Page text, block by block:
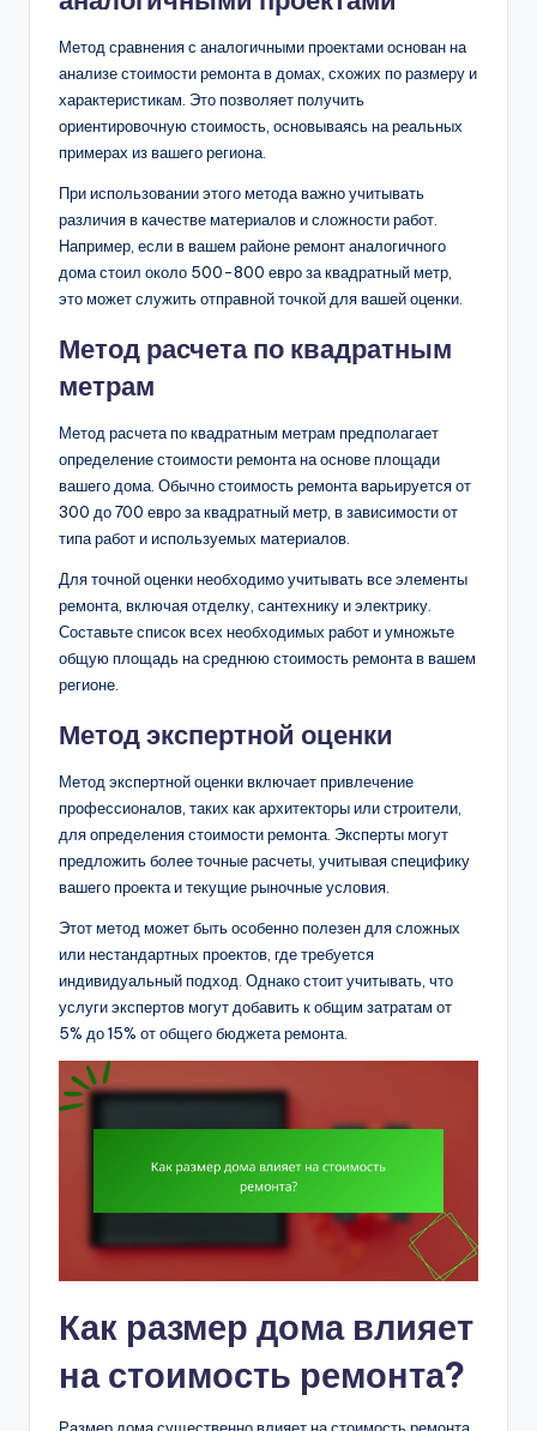
Метод сравнения с аналогичными проектами основан на
анализе стоимости ремонта в домах, схожих по размеру и
характеристикам. Это позволяет получить
ориентировочную стоимость, основываясь на реальных
примерах из вашего региона.
При использовании этого метода важно учитывать
различия в качестве материалов и сложности работ.
Например, если в вашем районе ремонт аналогичного
дома стоил около 500-800 евро за квадратный метр,
это может служить отправной точкой для вашей оценки.
Метод расчета по квадратным
метрам
Метод расчета по квадратным метрам предполагает
определение стоимости ремонта на основе площади
вашего дома. Обычно стоимость ремонта варьируется от
300 до 700 евро за квадратный метр, в зависимости от
типа работ и используемых материалов.
Для точной оценки необходимо учитывать все элементы
ремонта, включая отделку, сантехнику и электрику.
Составьте список всех необходимых работ и умножьте
общую площадь на среднюю стоимость ремонта в вашем
регионе.
Метод экспертной оценки
Метод экспертной оценки включает привлечение
профессионалов, таких как архитекторы или строители,
для определения стоимости ремонта. Эксперты могут
предложить более точные расчеты, учитывая специфику
вашего проекта и текущие рыночные условия.
Этот метод может быть особенно полезен для сложных
или нестандартных проектов, где требуется
индивидуальный подход. Однако стоит учитывать, что
услуги экспертов могут добавить к общим затратам от
5% до 15% от общего бюджета ремонта.
Как размер дома влияет
на стоимость ремонта?
Размер дома существенно влияет на стоимость ремонта,